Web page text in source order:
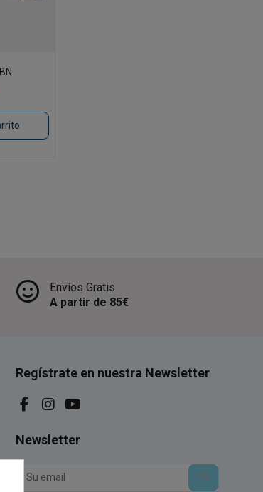
Envíos Gratis
A partir de 85€
Regístrate en nuestra Newsletter
Newsletter